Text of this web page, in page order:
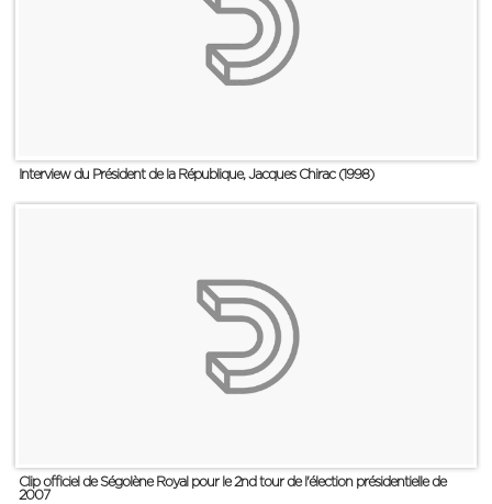
Interview du Président de la République, Jacques Chirac (1998)
Clip officiel de Ségolène Royal pour le 2nd tour de l'élection présidentielle de
2007